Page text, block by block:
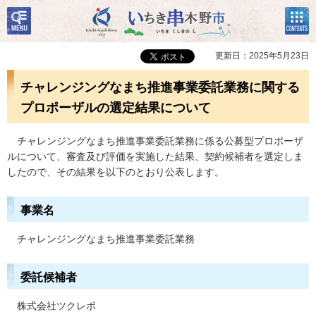
いちき串木野市
検
索・
共通
コン
テン
ツメ
ニュ
更新日：2025年5月23日
チャレンジングなまち推進事業委託業務に関する
プロポーザルの選定結果について
チャレンジングなまち推進事業委託業務に係る公募型プロポーザ
ルについて、審査及び評価を実施した結果、契約候補者を選定しま
したので、その結果を以下のとおり公表します。
事業名
チャレンジングなまち推進事業委託業務
委託候補者
株式会社ツクレボ